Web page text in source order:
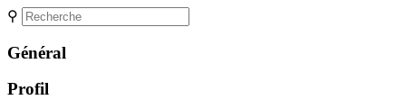
⚲
Général
Profil